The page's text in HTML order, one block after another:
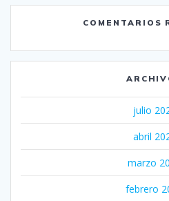
COMENTARIOS
julio
abril
marzo
febrero